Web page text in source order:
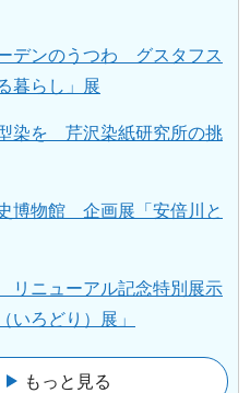
ーデンのうつわ グスタフス
暮らし」展
染を 芹沢染紙研究所の挑
博物館 企画展「安倍川と
ニューアル記念特別展示
いろどり）展」
もっと見る